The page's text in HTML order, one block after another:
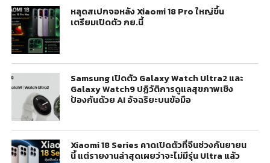
หลุดสเปกจอหลัง Xiaomi 18 Pro ใหญ่ขึ้น
เตรียมเปิดตัว กย.นี้
Samsung เปิดตัว Galaxy Watch Ultra2 และ
Galaxy Watch9 ปฏิวัติการดูแลสุขภาพเชิง
ป้องกันด้วย AI อัจฉริยะบนข้อมือ
Xiaomi 18 Series คาดเปิดตัวที่จีนช่วงกันยายน
นี้ แต่รายงานล่าสุดเผยว่าจะไม่มีรุ่น Ultra แล้ว